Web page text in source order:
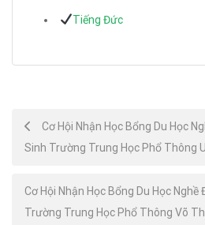
Tiếng Đức
Post
navigation
Cơ Hội Nhận Học Bổng Du Học
Sinh Trường Trung Học Phổ Thông
Cơ Hội Nhận Học Bổng Du Học
Trường Trung Học Phổ Thông Võ